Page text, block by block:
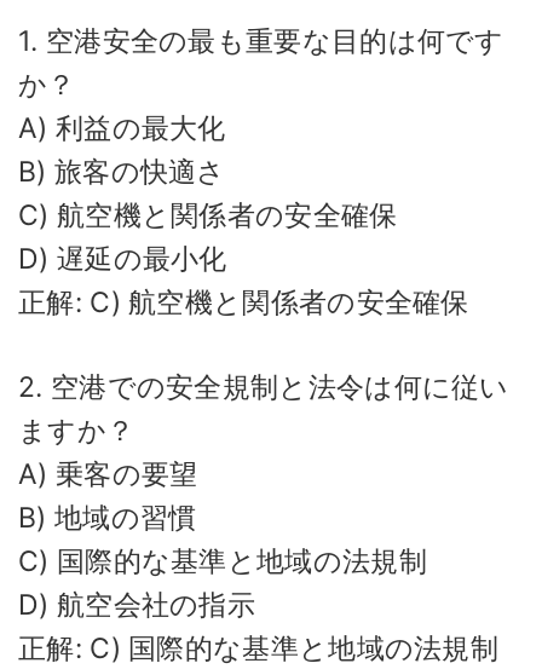
1. 空港安全の最も重要な目的は何です
か？
A) 利益の最大化
B) 旅客の快適さ
C) 航空機と関係者の安全確保
D) 遅延の最小化
正解: C) 航空機と関係者の安全確保
2. 空港での安全規制と法令は何に従い
ますか？
A) 乗客の要望
B) 地域の習慣
C) 国際的な基準と地域の法規制
D) 航空会社の指示
正解: C) 国際的な基準と地域の法規制